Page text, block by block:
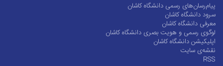
پیام‌رسان‌های رسمی دانشگاه کاشان
سرود دانشگاه کاشان
معرفی دانشگاه کاشان
لوگوی رسمی و هویت بصری دانشگاه کاشان
اپلیکیشن دانشگاه کاشان
نقشه‌ی سایت
RSS